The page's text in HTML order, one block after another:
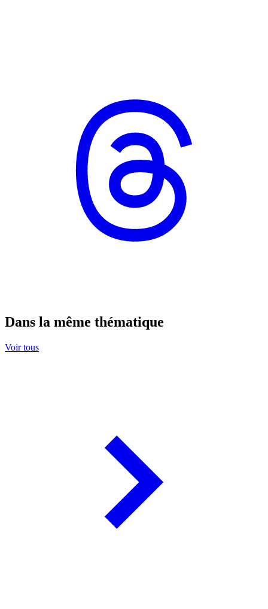
Dans la même thématique
Voir tous